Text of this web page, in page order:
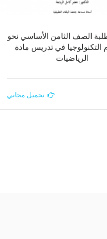
الصف الثامن الأساسي نحو
التكنولوجيا في تدريس مادة
الرياضيات
تحميل مجاني